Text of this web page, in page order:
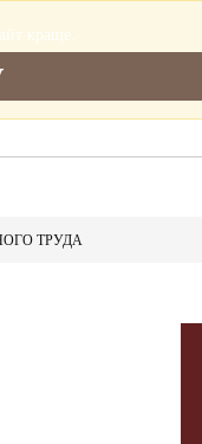
Cтатті Клієнти
ТРУДА
краще.